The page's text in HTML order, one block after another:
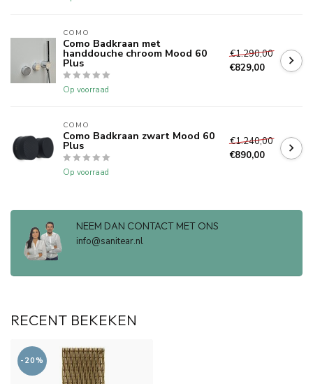
COMO
Como Badkraan met
handdouche chroom Mood 60
Plus
Op voorraad
€1.290,00
€829,00
COMO
Como Badkraan zwart Mood 60
Plus
Op voorraad
€1.240,00
€890,00
NEEM DAN CONTACT MET ONS
info@sanitear.nl
RECENT BEKEKEN
-20%